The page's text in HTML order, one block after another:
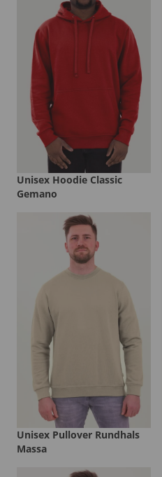
Unisex Hoodie Classic
Gemano
Unisex Pullover Rundhals
Massa